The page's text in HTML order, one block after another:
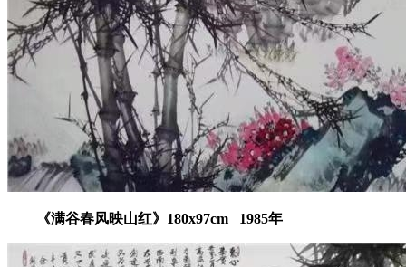
《满谷春风映山红》180x97cm 1985年